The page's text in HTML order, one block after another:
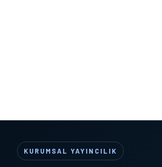
KURUMSAL YAYINCILIK